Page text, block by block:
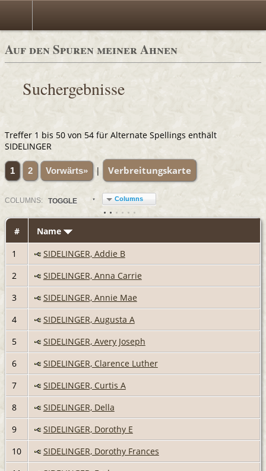
Auf den Spuren meiner Ahnen
Suchergebnisse
Treffer 1 bis 50 von 54 für Alternate Spellings enthält
SIDELINGER
1 2 Vorwärts» | Verbreitungskarte
COLUMNS: TOGGLE Columns
#
Name
1
SIDELINGER, Addie B
2
SIDELINGER, Anna Carrie
3
SIDELINGER, Annie Mae
4
SIDELINGER, Augusta A
5
SIDELINGER, Avery Joseph
6
SIDELINGER, Clarence Luther
7
SIDELINGER, Curtis A
8
SIDELINGER, Della
9
SIDELINGER, Dorothy E
10
SIDELINGER, Dorothy Frances